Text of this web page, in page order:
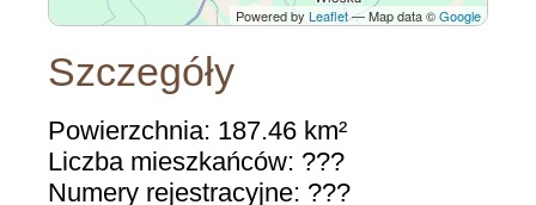
Powered by Leaflet— Map data ©Google
Szczegóły
Powierzchnia: 187.46 km²
Liczba mieszkańców: ???
Numery rejestracyjne: ???